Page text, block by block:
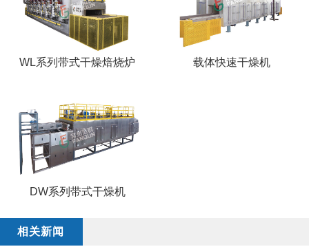
WL系列带式干燥焙烧炉 载体快速干燥机
DW系列带式干燥机
相关新闻